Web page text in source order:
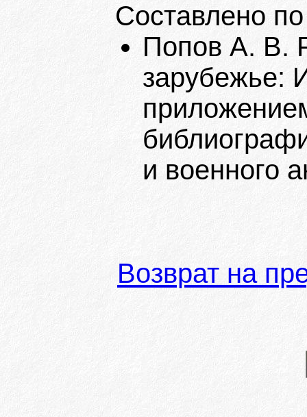
Составлено
Попов А. В.
зарубежье:
и военного
Возврат на